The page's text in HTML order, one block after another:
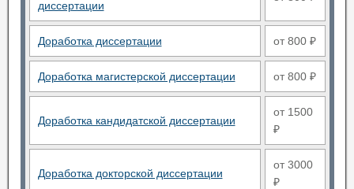
диссертации
Доработка диссертации от 800 ₽
Доработка магистерской диссертации от 800 ₽
Доработка кандидатской диссертации
от 1500
₽
Доработка докторской диссертации
от 3000
₽